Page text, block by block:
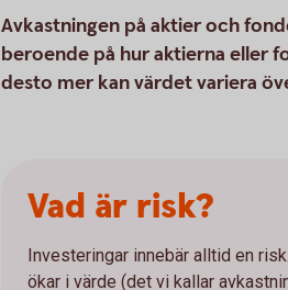
Avkastningen på aktier och
beroende på hur aktierna eller
desto mer kan värdet variera
Vad är risk?
Investeringar innebär alltid en
ökar i värde (det vi kallar